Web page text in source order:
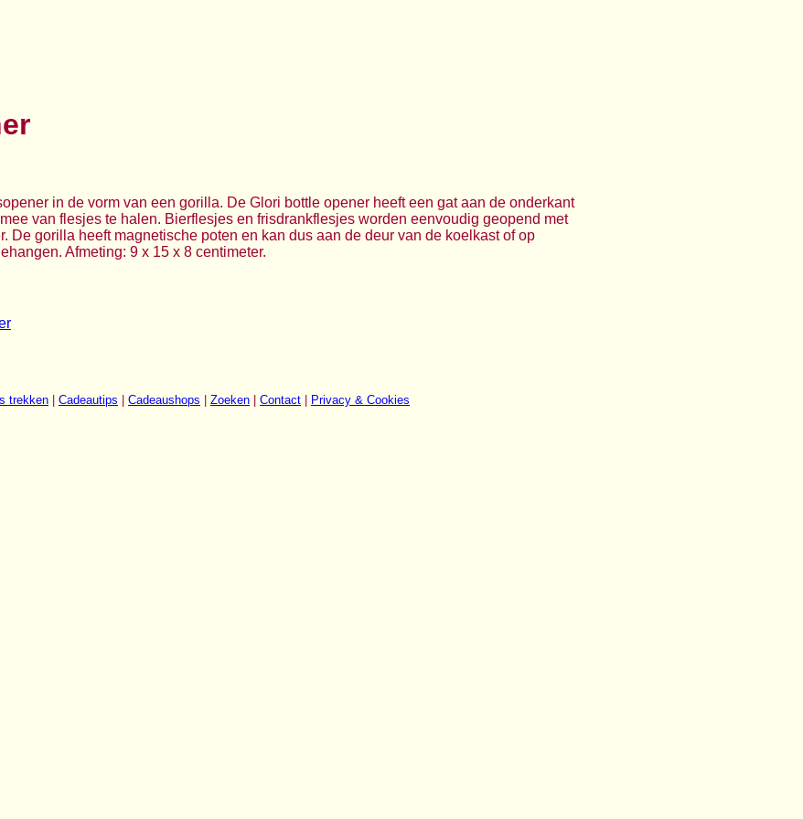
in de vorm van een gorilla. De Glori bottle opener heeft een gat aan de onderkant
van flesjes te halen. Bierflesjes en frisdrankflesjes worden eenvoudig geopend met
De gorilla heeft magnetische poten en kan dus aan de deur van de koelkast of op
Afmeting: 9 x 15 x 8 centimeter.
trekken Cadeautips Cadeaushops Zoeken Contact Privacy & Cookies